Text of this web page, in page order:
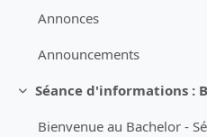
Annonces
Announcements
Collapse